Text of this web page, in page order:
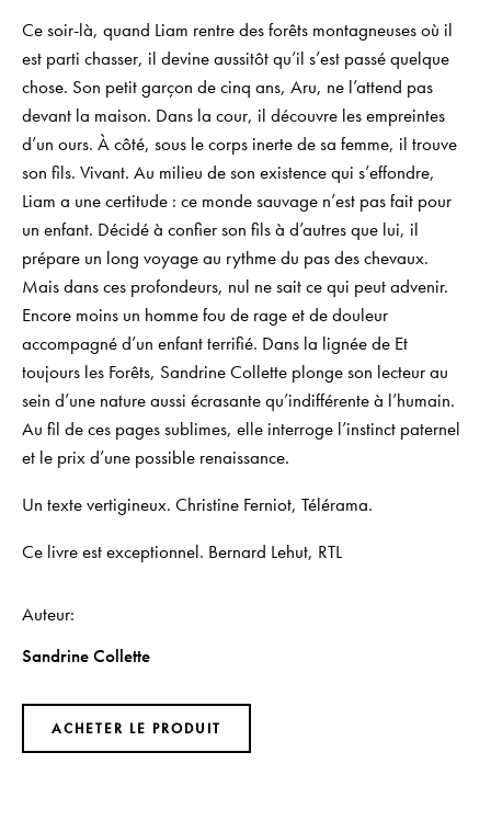
Ce soir-là, quand Liam rentre des forêts montagneuses où il
est parti chasser, il devine aussitôt qu’il s’est passé quelque
chose. Son petit garçon de cinq ans, Aru, ne l’attend pas
devant la maison. Dans la cour, il découvre les empreintes
d’un ours. À côté, sous le corps inerte de sa femme, il trouve
son fils. Vivant. Au milieu de son existence qui s’effondre,
Liam a une certitude : ce monde sauvage n’est pas fait pour
un enfant. Décidé à confier son fils à d’autres que lui, il
prépare un long voyage au rythme du pas des chevaux.
Mais dans ces profondeurs, nul ne sait ce qui peut advenir.
Encore moins un homme fou de rage et de douleur
accompagné d’un enfant terrifié. Dans la lignée de Et
toujours les Forêts, Sandrine Collette plonge son lecteur au
sein d’une nature aussi écrasante qu’indifférente à l’humain.
Au fil de ces pages sublimes, elle interroge l’instinct paternel
et le prix d’une possible renaissance.
Un texte vertigineux. Christine Ferniot, Télérama.
Ce livre est exceptionnel. Bernard Lehut, RTL
Auteur
Sandrine Collette
ACHETER LE PRODUIT